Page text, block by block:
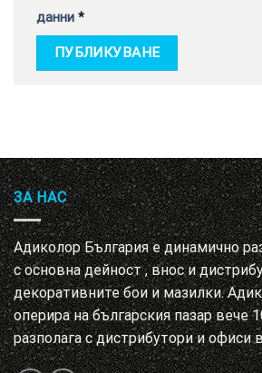
данни *
ЗА НАС
Адиколор България е динамично
с основна дейност , внос и
декоративните бои и мазилки.
оперира на българския пазар вече
разполага с дистрибутори и офиси